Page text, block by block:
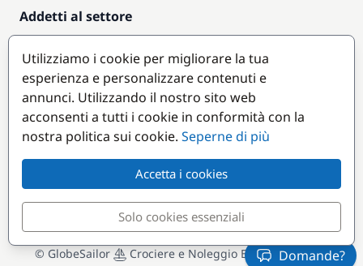
Addetti al settore
Accesso armatori
Diventare partner
Destinazioni popolari
© GlobeSailor Crociere e Noleggio Barche dal 2008
Domande?
Utilizziamo i cookie per migliorare la tua
esperienza e personalizzare contenuti e
annunci. Utilizzando il nostro sito web
acconsenti a tutti i cookie in conformità con la
nostra politica sui cookie. Seperne di più
Accetta i cookies
Solo cookies essenziali